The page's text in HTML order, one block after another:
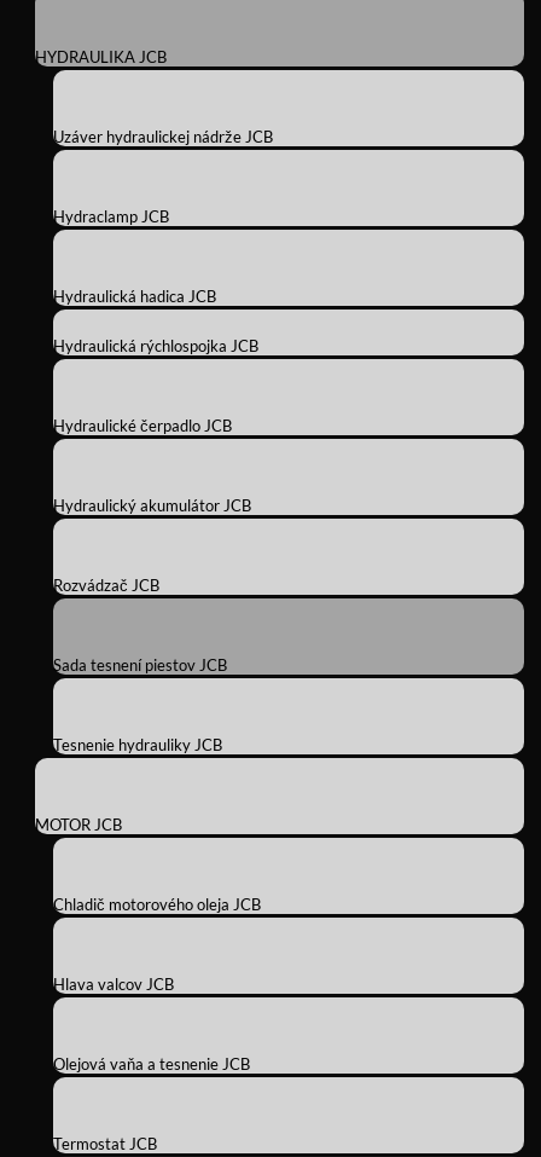
HYDRAULIKA JCB
Uzáver hydraulickej nádrže JCB
Hydraclamp JCB
Hydraulická hadica JCB
Hydraulická rýchlospojka JCB
Hydraulické čerpadlo JCB
Hydraulický akumulátor JCB
Rozvádzač JCB
Sada tesnení piestov JCB
Tesnenie hydrauliky JCB
MOTOR JCB
Chladič motorového oleja JCB
Hlava valcov JCB
Olejová vaňa a tesnenie JCB
Termostat JCB